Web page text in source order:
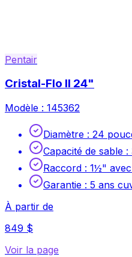
Pentair
Cristal-Flo II 24"
Modèle : 145362
Diamètre : 24
Capacité de sable :
Raccord : 1½"
Garantie : 5 ans
À partir de
849 $
Voir la page